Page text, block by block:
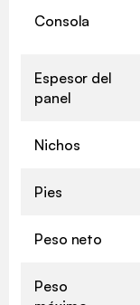
Consola
Espesor del
panel
Nichos
Pies
Peso neto
Peso